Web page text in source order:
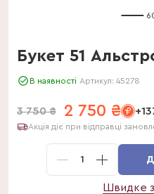
Букет 51
В наявності Артикул: 45278
3 750 ₴ 2 750 ₴
Акція діє при відправці
1
Швидке